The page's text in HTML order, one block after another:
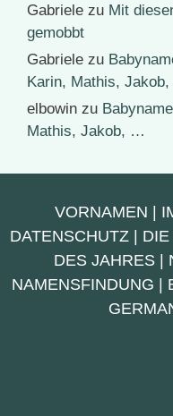
Gabriele zu Mit
gemobbt
Gabriele zu
Karin, Mathis,
elbowin zu
Mathis, Jakob, …
VORNAMEN |
DATENSCHUTZ |
DES JAHRES |
NAMENSFINDUNG |